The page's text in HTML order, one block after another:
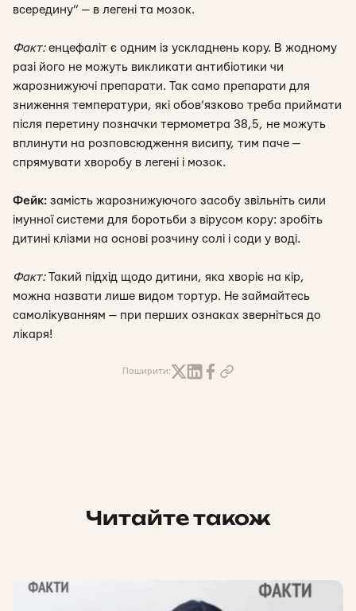
всередину” — в легені та мозок.
Факт:енцефаліт є одним із ускладнень кору. В жодному
разі його не можуть викликати антибіотики чи
жарознижуючі препарати. Так само препарати для
зниження температури, які обов’язково треба приймати
після перетину позначки термометра 38,5, не можуть
вплинути на розповсюдження висипу, тим паче —
спрямувати хворобу в легені і мозок.
Фейк: замість жарознижуючого засобу звільніть сили
імунної системи для боротьби з вірусом кору: зробіть
дитині клізми на основі розчину солі і соди у воді.
Факт:Такий підхід щодо дитини, яка хворіє на кір,
можна назвати лише видом тортур. Не займайтесь
самолікуванням — при перших ознаках зверніться до
лікаря!
Поширити:
Читайте також